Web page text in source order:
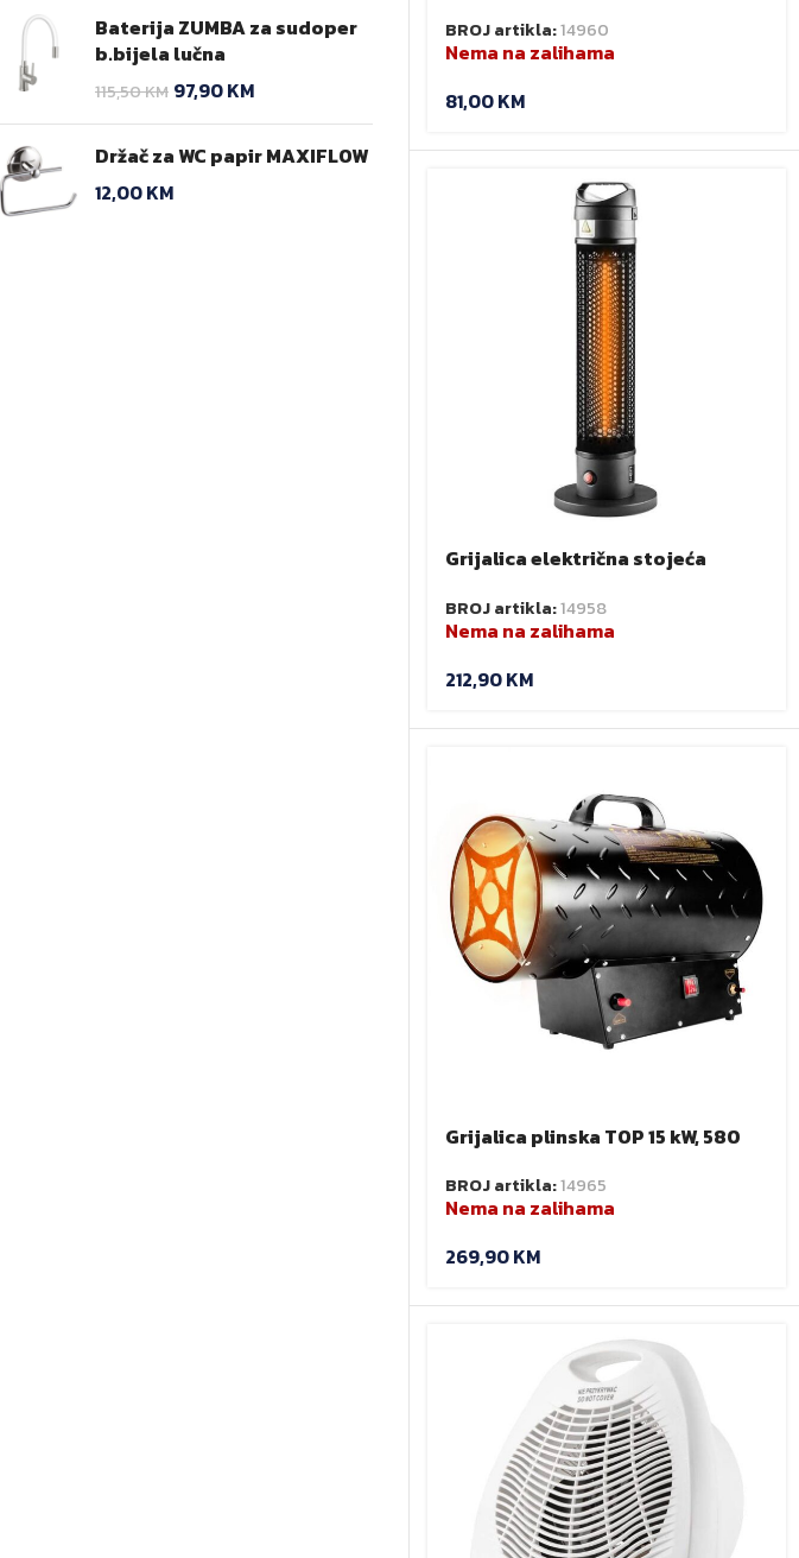
Baterija ZUMBA za sudoper
b.bijela lučna
115,50KM 97,90KM
Držač za WC papir MAXIFLOW
12,00KM
BROJ artikla:14960
Nema na zalihama
81,00KM
Grijalica električna stojeća
BROJ artikla:14958
Nema na zalihama
212,90KM
Grijalica plinska TOP 15 kW, 580
BROJ artikla:14965
Nema na zalihama
269,90KM